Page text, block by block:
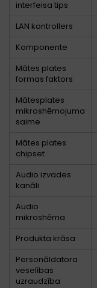
interfeisa tips
LAN kontrollers
Komponente
Mātes plates
formas faktors
Mātesplates
mikroshēmojuma
saime
Mātes plates
chipset
Audio izvades
kanāli
Audio
mikroshēma
Produkta krāsa
Personāldatora
veselības
uzraudzība